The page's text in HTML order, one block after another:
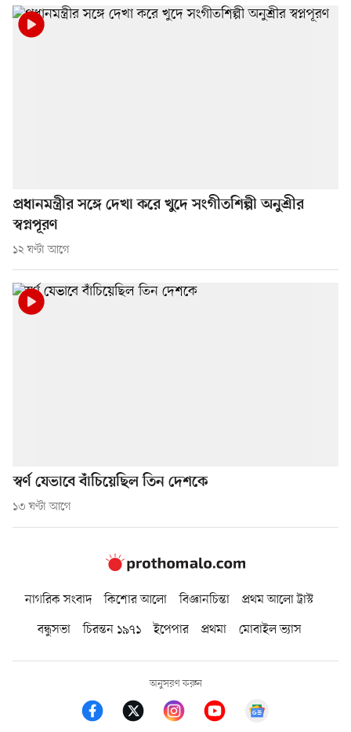
প্রধানমন্ত্রীর সঙ্গে দেখা করে খুদে সংগীতশিল্পী অনুশ্রীর
স্বপ্নপূরণ
১২ ঘণ্টা আগে
স্বর্ণ যেভাবে বাঁচিয়েছিল তিন দেশকে
১৩ ঘণ্টা আগে
নাগরিক সংবাদ কিশোর আলো বিজ্ঞানচিন্তা
প্রথম আলো ট্রাস্ট
বন্ধুসভা
চিরন্তন ১৯৭১ ইপেপার প্রথমা মোবাইল ভ্যাস
অনুসরণ করুন